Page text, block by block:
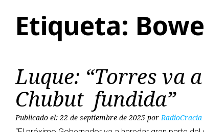
Etiqueta:
Luque: “Torres va
Chubut fundida”
Publicado el: 22 de septiembre de 2025 porRadioCracia